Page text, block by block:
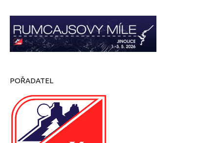
POŘADATEL